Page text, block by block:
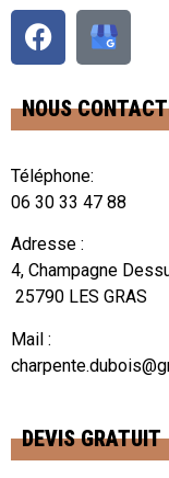
NOUS
Téléphone:
06 30 33 47 88
Adresse :
4, Champagne
25790 LES GRAS
Mail :
DEVIS GRATUIT